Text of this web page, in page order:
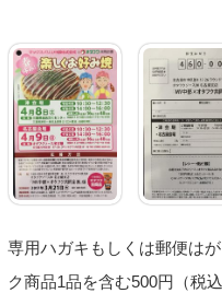
専用ハガキもしくは郵便は
ク商品1品を含む500円（税